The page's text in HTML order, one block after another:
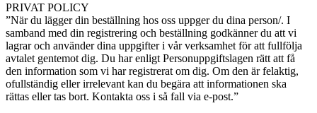
PRIVAT POLICY
”När du lägger din beställning hos oss uppger du dina person/. I
samband med din registrering och beställning godkänner du att vi
lagrar och använder dina uppgifter i vår verksamhet för att fullfölja
avtalet gentemot dig. Du har enligt Personuppgiftslagen rätt att få
den information som vi har registrerat om dig. Om den är felaktig,
ofullständig eller irrelevant kan du begära att informationen ska
rättas eller tas bort. Kontakta oss i så fall via e-post.”